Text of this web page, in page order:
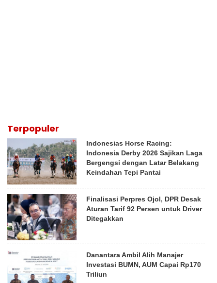
Terpopuler
Indonesias Horse Racing:
Indonesia Derby 2026 Sajikan Laga
Bergengsi dengan Latar Belakang
Keindahan Tepi Pantai
Finalisasi Perpres Ojol, DPR Desak
Aturan Tarif 92 Persen untuk Driver
Ditegakkan
Danantara Ambil Alih Manajer
Investasi BUMN, AUM Capai Rp170
Triliun